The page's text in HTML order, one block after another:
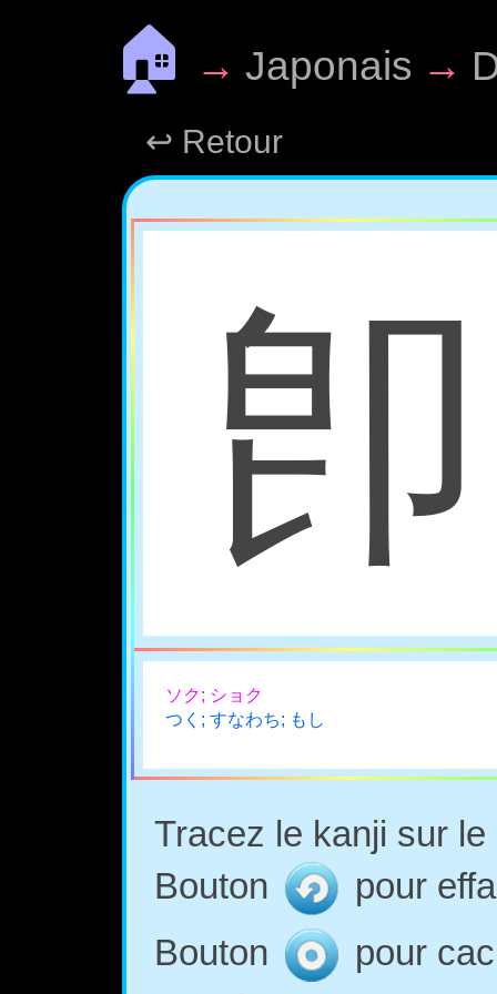
🏠 → Japonais →
↩ Retour
ソク; ショク
つく; すなわち; もし
Tracez le kanji sur
Bouton
pour
Bouton
pour